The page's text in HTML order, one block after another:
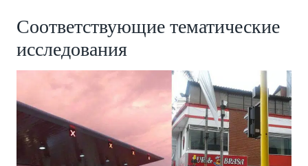
Соответствующие тематические
исследования